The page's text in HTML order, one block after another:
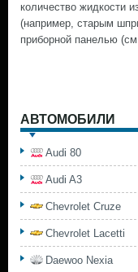
количество жидкости
(например, старым
приборной панелью
АВТОМОБИЛИ
Audi 80
Audi A3
Chevrolet Cruze
Chevrolet Lacetti
Daewoo Nexia